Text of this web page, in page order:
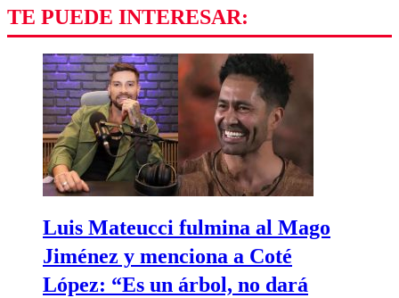
TE PUEDE INTERESAR:
Luis Mateucci fulmina al Mago
Jiménez y menciona a Coté
López: “Es un árbol, no dará